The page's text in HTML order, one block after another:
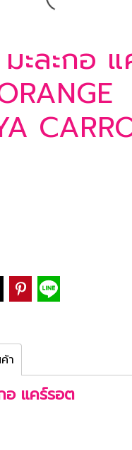
ะละกอ
า
อ แคร์รอต